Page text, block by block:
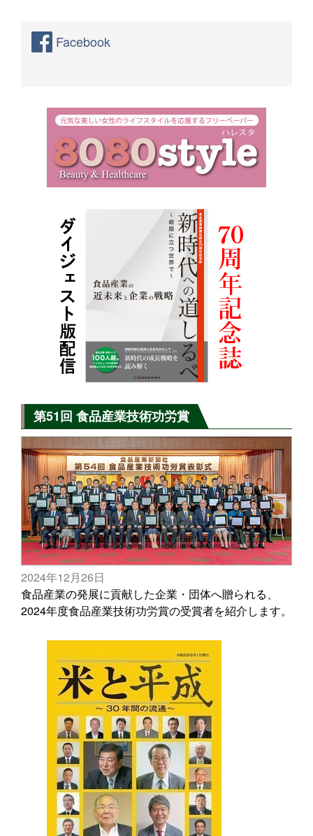
Facebook
第51回 食品産業技術功労賞
2024年12月26日
食品産業の発展に貢献した企業・団体へ贈られる、
2024年度食品産業技術功労賞の受賞者を紹介します。